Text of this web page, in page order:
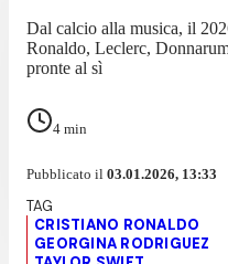
Dal calcio alla musica, il
Ronaldo, Leclerc,
pronte al sì
4 min
Pubblicato il 03.01.2026, 13:33
CRISTIANO RONALDO
GEORGINA RODRIGUEZ